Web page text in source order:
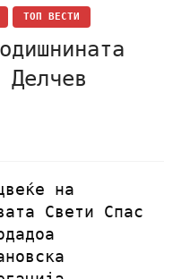
ТОП ВЕСТИ
на
Свети Спас